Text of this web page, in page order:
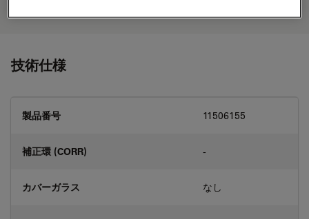
技術仕様
製品番号 11506155
補正環 (CORR) -
カバーガラス なし